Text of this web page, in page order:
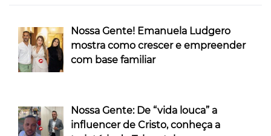
Nossa Gente! Emanuela Ludgero
mostra como crescer e empreender
com base familiar
Nossa Gente: De “vida louca” a
influencer de Cristo, conheça a